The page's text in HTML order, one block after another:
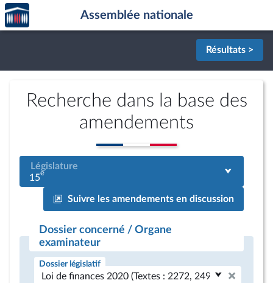
Aller au contenu
Aller en bas de la page
Accèder
à la
page
Assemblée nationale
Résultats >
Recherche dans la base des
amendements
Législature
15e
Suivre les amendements en discussion
Dossier concerné / Organe
examinateur
Dossier législatif